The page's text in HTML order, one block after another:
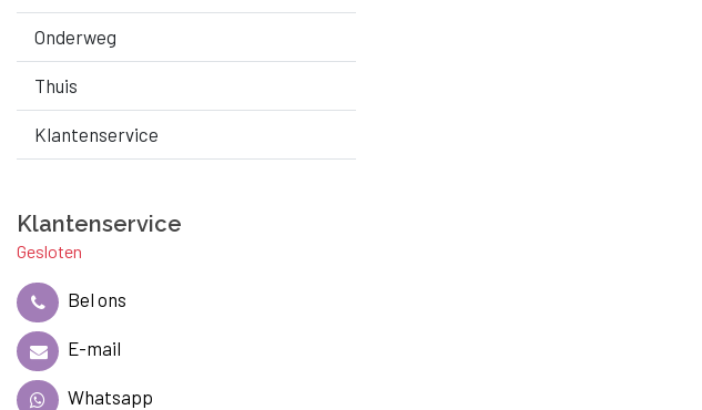
Onderweg
Thuis
Klantenservice
Klantenservice
Gesloten
Bel ons
E-mail
Whatsapp